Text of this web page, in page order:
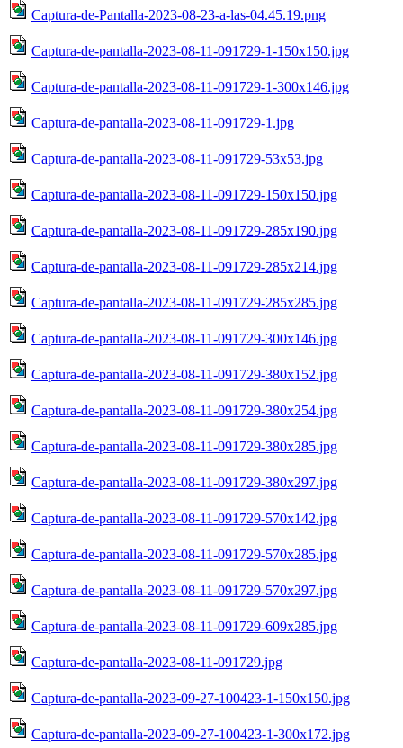
Captura-de-Pantalla-2023-08-23-a-las-04.45.19.png
Captura-de-pantalla-2023-08-11-091729-1-150x150.jpg
Captura-de-pantalla-2023-08-11-091729-1-300x146.jpg
Captura-de-pantalla-2023-08-11-091729-1.jpg
Captura-de-pantalla-2023-08-11-091729-53x53.jpg
Captura-de-pantalla-2023-08-11-091729-150x150.jpg
Captura-de-pantalla-2023-08-11-091729-285x190.jpg
Captura-de-pantalla-2023-08-11-091729-285x214.jpg
Captura-de-pantalla-2023-08-11-091729-285x285.jpg
Captura-de-pantalla-2023-08-11-091729-300x146.jpg
Captura-de-pantalla-2023-08-11-091729-380x152.jpg
Captura-de-pantalla-2023-08-11-091729-380x254.jpg
Captura-de-pantalla-2023-08-11-091729-380x285.jpg
Captura-de-pantalla-2023-08-11-091729-380x297.jpg
Captura-de-pantalla-2023-08-11-091729-570x142.jpg
Captura-de-pantalla-2023-08-11-091729-570x285.jpg
Captura-de-pantalla-2023-08-11-091729-570x297.jpg
Captura-de-pantalla-2023-08-11-091729-609x285.jpg
Captura-de-pantalla-2023-08-11-091729.jpg
Captura-de-pantalla-2023-09-27-100423-1-150x150.jpg
Captura-de-pantalla-2023-09-27-100423-1-300x172.jpg